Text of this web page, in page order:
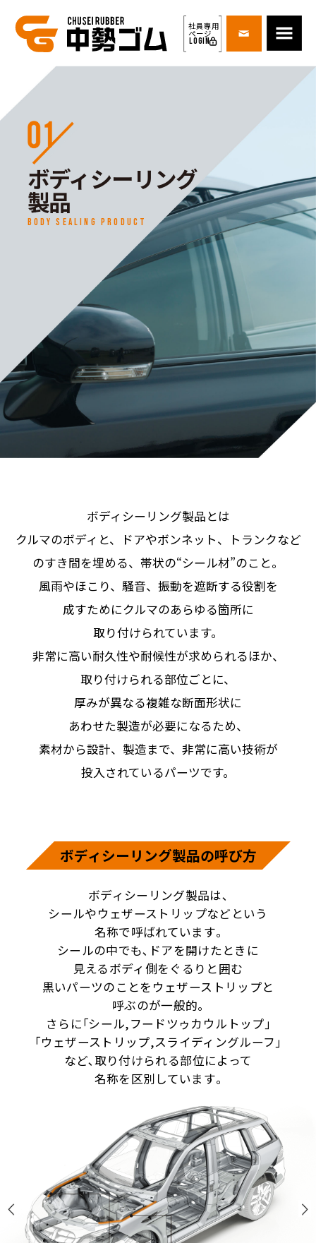
社員専用
ページ
LOGIN
ボディシーリング
製品
BODY SEALING PRODUCT
ボディシーリング製品とは
クルマのボディと、ドアやボンネット、トランクなど
のすき間を埋める、帯状の“シール材”のこと。
風雨やほこり、騒音、振動を遮断する役割を
成すためにクルマのあらゆる箇所に
取り付けられています。
非常に高い耐久性や耐候性が求められるほか、
取り付けられる部位ごとに、
厚みが異なる複雑な断面形状に
あわせた製造が必要になるため、
素材から設計、製造まで、非常に高い技術が
投入されているパーツです。
ボディシーリング製品の呼び方
ボディシーリング製品は､
シールやウェザーストリップなどという
名称で呼ばれています｡
シールの中でも､ドアを開けたときに
見えるボディ側をぐるりと囲む
黒いパーツのことをウェザーストリップと
呼ぶのが一般的｡
さらに｢シール,フードツゥカウルトップ｣
｢ウェザーストリップ,スライディングルーフ｣
など､ 取り付けられる部位によって
名称を区別しています｡